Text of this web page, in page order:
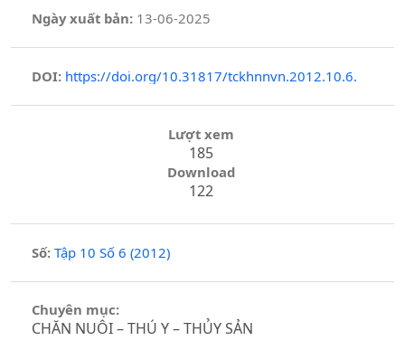
Ngày xuất bản: 13-06-2025
DOI: https://doi.org/10.31817/tckhnnvn.2012.10.6.
Lượt xem
185
Download
122
Số: Tập 10 Số 6 (2012)
Chuyên mục:
CHĂN NUÔI – THÚ Y – THỦY SẢN